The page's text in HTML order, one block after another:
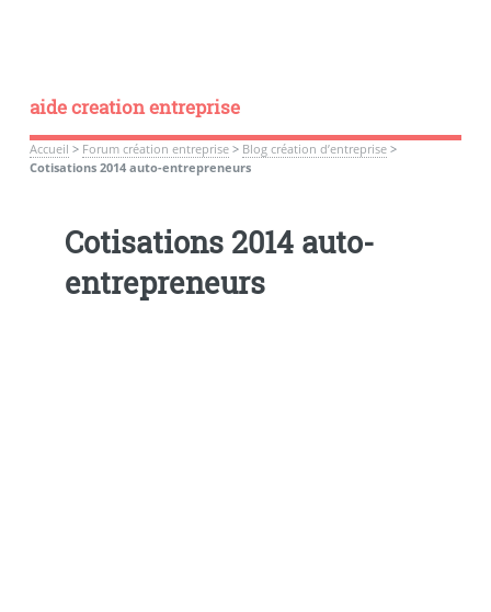
aide creation entreprise
Accueil > Forum création entreprise> Blog création d’entreprise>
Cotisations 2014 auto-entrepreneurs
Cotisations 2014 auto-
entrepreneurs